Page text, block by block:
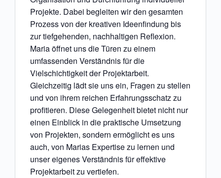
Projekte. Dabei begleiten wir den gesamten
Prozess von der kreativen Ideenfindung bis
zur tiefgehenden, nachhaltigen Reflexion.
Maria öffnet uns die Türen zu einem
umfassenden Verständnis für die
Vielschichtigkeit der Projektarbeit.
Gleichzeitig lädt sie uns ein, Fragen zu stellen
und von ihrem reichen Erfahrungsschatz zu
profitieren. Diese Gelegenheit bietet nicht nur
einen Einblick in die praktische Umsetzung
von Projekten, sondern ermöglicht es uns
auch, von Marias Expertise zu lernen und
unser eigenes Verständnis für effektive
Projektarbeit zu vertiefen.